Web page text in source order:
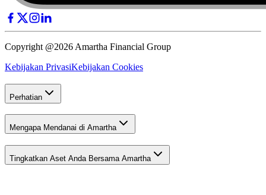
Copyright @2026 Amartha Financial Group
Kebijakan PrivasiKebijakan Cookies
Perhatian
Mengapa Mendanai di Amartha
Tingkatkan Aset Anda Bersama Amartha